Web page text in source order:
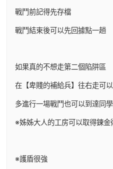
戰鬥前記得先存檔
戰鬥結束後可以先回據點一趟
如果真的不想走第二個陷阱區
在【卑賤的補給兵】往右走可
多進行一場戰鬥也可以到達同
※姊姊大人的工房可以取得鍊金
※護盾很強